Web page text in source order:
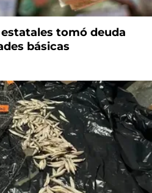
tomó deuda
básicas